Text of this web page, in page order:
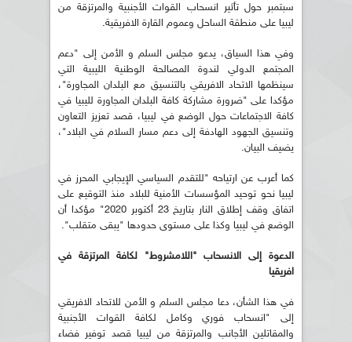
سبتمبر حول تأثير انسحاب القوات الأجنبية والمرتزقة من
ليبيا على منطقة الساحل وعموم القارة الافريقية.
وفي هذا السياق، يدعو مجلس السلم و الأمن إلى "دعم
المجتمع الدولي لندوة المصالحة الوطنية الليبية التي
سينظمها الاتحاد الافريقي بالتنسيق مع البلدان المجاورة"،
مؤكدا على "ضرورة مشاركة كافة البلدان المجاورة لليبيا في
كافة الاجتماعات حول الوضع في ليبيا، قصد تعزيز التعاون
وتنسيق الجهود الهادفة إلى دعم مسار السلام في البلاد"،
يضيف البيان.
كما أعرب عن ارتياحه "للتقدم السياسي الإيجابي المحرز في
ليبيا نحو توحيد المؤسسات الأمنية للبلاد منذ التوقيع على
اتفاق وقف إطلاق النار بتاريخ 23 أكتوبر 2020" مؤكدا أن
الوضع في ليبيا وكذا على مستوى حدودها "يبقى متقلب".
الدعوة إلى الانسحاب "اللامشروط" لكافة المرتزقة في
افريقيا
في هذا الشأن، دعا مجلس السلم و الأمن للاتحاد الافريقي
إلى "انسحاب فوري وكامل لكافة القوات الأجنبية
والمقاتلين الأجانب والمرتزقة من ليبيا قصد توفير فضاء